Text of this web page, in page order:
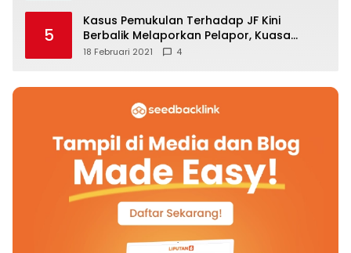
5
Kasus Pemukulan Terhadap JF Kini
Berbalik Melaporkan Pelapor, Kuasa
Hukum Angkat Bicara
18 Februari 2021 4